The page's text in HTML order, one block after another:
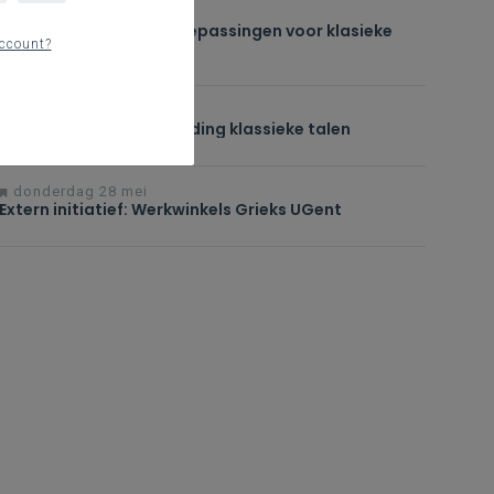
Leerfiches: concrete toepassingen voor klasieke
talen (reeks 2)
Woordje van de begeleiding klassieke talen
donderdag 28 mei
Extern initiatief: Werkwinkels Grieks UGent